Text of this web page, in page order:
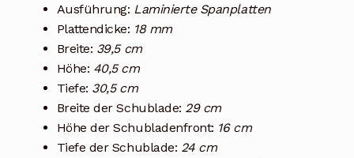
Ausführung: Laminierte Spanplatten
Plattendicke: 18 mm
Breite: 39,5 cm
Höhe: 40,5 cm
Tiefe: 30,5 cm
Breite der Schublade: 29 cm
Höhe der Schubladenfront: 16 cm
Tiefe der Schublade: 24 cm